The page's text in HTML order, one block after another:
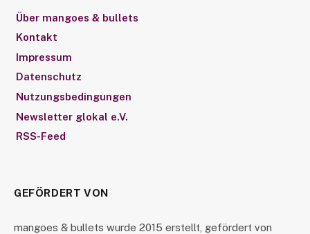
Über mangoes & bullets
Kontakt
Impressum
Datenschutz
Nutzungsbedingungen
Newsletter glokal e.V.
RSS-Feed
GEFÖRDERT VON
mangoes & bullets wurde 2015 erstellt, gefördert von